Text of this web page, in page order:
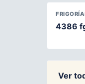
4386
Ver